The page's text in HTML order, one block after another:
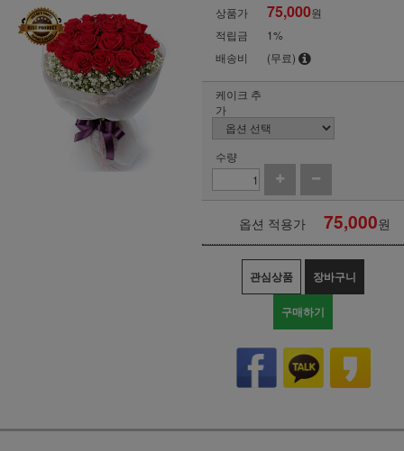
상품가 75,000원
적립금
1%
배송비
(무료)
케이크 추
가
수량
옵션 적용가 75,000원
관심상품 장바구니
구매하기